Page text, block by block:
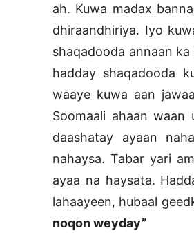
ah. Kuwa madax
dhiraandhiriya. Iyo
shaqadooda annaan
hadday shaqadooda
waaye kuwa aan
Soomaali ahaan
daashatay ayaan
nahaysa. Tabar yari
ayaa na haysata.
lahaayeen, hubaal
noqon weyday”